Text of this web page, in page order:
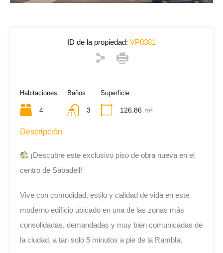
ID de la propiedad: VP0381
Habitaciones
4
Baños
3
Superficie
126.86 m²
Descripción
¡Descubre este exclusivo piso de obra nueva en el
centro de Sabadell!
Vive con comodidad, estilo y calidad de vida en este
moderno edificio ubicado en una de las zonas más
consolidadas, demandadas y muy bien comunicadas de
la ciudad, a tan solo 5 minutos a pie de la Rambla.